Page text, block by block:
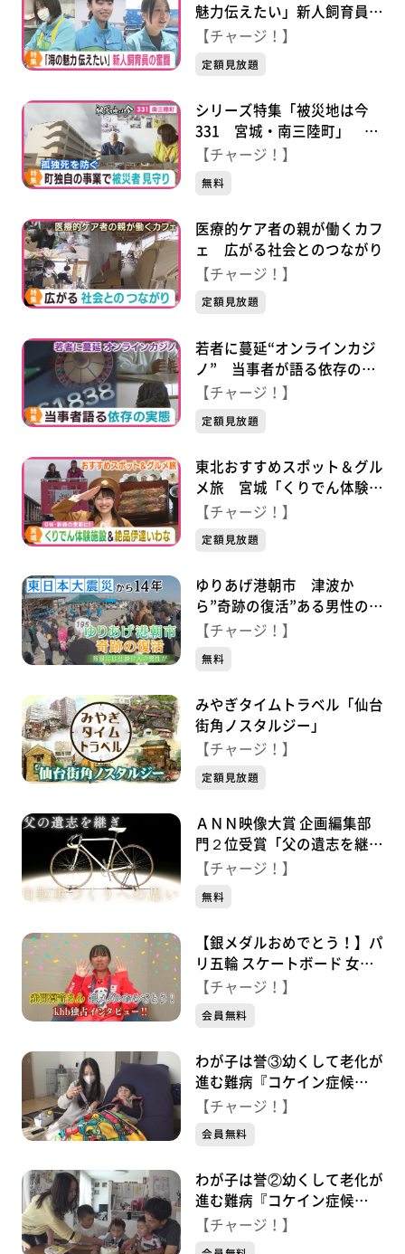
魅力伝えたい」新人飼育員の
奮闘
【チャージ！】
定額見放題
シリーズ特集「被災地は今
331 宮城・南三陸町」 孤
独死を防ぐ！町独自の事業で
【チャージ！】
無料
医療的ケア者の親が働くカフ
ェ 広がる社会とのつながり
【チャージ！】
定額見放題
若者に蔓延“オンラインカジ
ノ” 当事者が語る依存の実
態
【チャージ！】
定額見放題
東北おすすめスポット＆グル
メ旅 宮城「くりでん体験施
設＆絶品伊達いわな」
【チャージ！】
定額見放題
ゆりあげ港朝市 津波か
ら”奇跡の復活”ある男性の思
い…
【チャージ！】
無料
みやぎタイムトラベル「仙台
街角ノスタルジー」
【チャージ！】
定額見放題
ＡＮＮ映像大賞 企画編集部
門２位受賞「父の遺志を継ぎ
自転車づくりにかける思い」
【チャージ！】
無料
【銀メダルおめでとう！】パ
リ五輪 スケートボード 女子
ストリート銀メダル 赤間凛
【チャージ！】
会員無料
わが子は誉③幼くして老化が
進む難病『コケイン症候
群』 命と向き合う家族
【チャージ！】
会員無料
わが子は誉②幼くして老化が
進む難病『コケイン症候
群』 懸命に生きる兄 支え
【チャージ！】